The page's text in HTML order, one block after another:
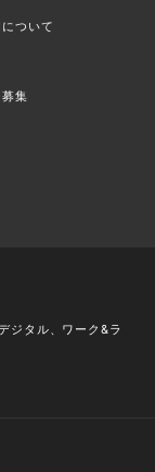
ついて
集
ジタル、ワーク&ラ